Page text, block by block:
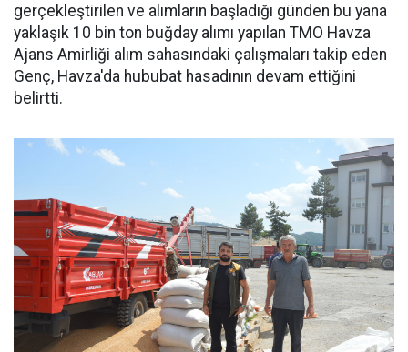
gerçekleştirilen ve alımların başladığı günden bu yana
yaklaşık 10 bin ton buğday alımı yapılan TMO Havza
Ajans Amirliği alım sahasındaki çalışmaları takip eden
Genç, Havza'da hububat hasadının devam ettiğini
belirtti.